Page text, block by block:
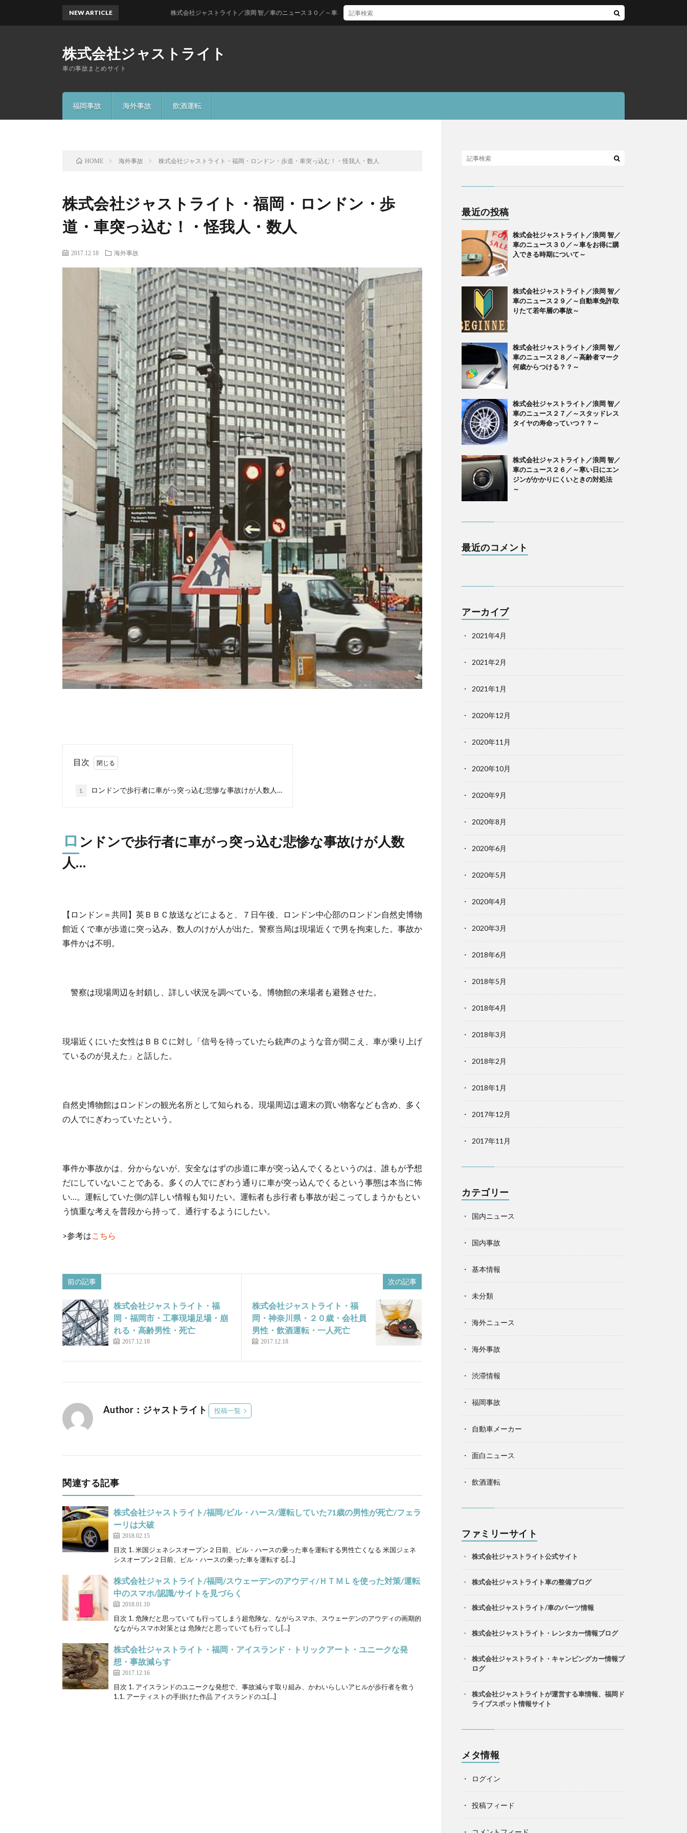
株式会社ジャストライト
車の事故まとめサイト
福岡事故 海外事故 飲酒運転
NEW ARTICLE 株式会社ジャストライト／浪岡 智／車のニュース３０／～車をお得に購入できる時期について～
HOME 海外事故 株式会社ジャストライト・福岡・ロンドン・歩道・車突っ込む！・怪我人・数人
株式会社ジャストライト・福岡・ロンドン・歩
道・車突っ込む！・怪我人・数人
2017.12.18 海外事故
目次
1. ロンドンで歩行者に車がっ突っ込む悲惨な事故けが人数人…
ロ ンドンで歩行者に車がっ突っ込む悲惨な事故けが人数
人…
【ロンドン＝共同】英ＢＢＣ放送などによると、７日午後、ロンドン中心部のロンドン自然史博物
館近くで車が歩道に突っ込み、数人のけが人が出た。警察当局は現場近くで男を拘束した。事故か
事件かは不明。
警察は現場周辺を封鎖し、詳しい状況を調べている。博物館の来場者も避難させた。
現場近くにいた女性はＢＢＣに対し「信号を待っていたら銃声のような音が聞こえ、車が乗り上げ
ているのが見えた」と話した。
自然史博物館はロンドンの観光名所として知られる。現場周辺は週末の買い物客なども含め、多く
の人でにぎわっていたという。
事件か事故かは、分からないが、安全なはずの歩道に車が突っ込んでくるというのは、誰もが予想
だにしていないことである。多くの人でにぎわう通りに車が突っ込んでくるという事態は本当に怖
い…。運転していた側の詳しい情報も知りたい。運転者も歩行者も事故が起こってしまうかもとい
う慎重な考えを普段から持って、通行するようにしたい。
>参考はこちら
前の記事
株式会社ジャストライト・福
岡・福岡市・工事現場足場・崩
れる・高齢男性・死亡
2017.12.18
次の記事
株式会社ジャストライト・福
岡・神奈川県・２０歳・会社員
男性・飲酒運転・一人死亡
2017.12.18
Author：ジャストライト 投稿一覧
関連する記事
株式会社ジャストライト/福岡/ビル・ハース/運転していた71歳の男性が死亡/フェラ
ーリは大破
2018.02.15
目次 1. 米国ジェネシスオープン２日前、ビル・ハースの乗った車を運転する男性亡くなる 米国ジェネ
シスオープン２日前、ビル・ハースの乗った車を運転する[…]
株式会社ジャストライト/福岡/スウェーデンのアウディ/ＨＴＭＬを使った対策/運転
中のスマホ/認識/サイトを見づらく
2018.01.10
目次 1. 危険だと思っていても行ってしまう超危険な、ながらスマホ、スウェーデンのアウディの画期的
なながらスマホ対策とは 危険だと思っていても行ってし[…]
株式会社ジャストライト・福岡・アイスランド・トリックアート・ユニークな発
想・事故減らす
2017.12.16
目次 1. アイスランドのユニークな発想で、事故減らす取り組み、かわいらしいアヒルが歩行者を救う
1.1. アーティストの手掛けた作品 アイスランドのユ[…]
最近の投稿
株式会社ジャストライト／浪岡 智／
車のニュース３０／～車をお得に購
入できる時期について～
株式会社ジャストライト／浪岡 智／
車のニュース２９／～自動車免許取
りたて若年層の事故～
株式会社ジャストライト／浪岡 智／
車のニュース２８／～高齢者マーク
何歳からつける？？～
株式会社ジャストライト／浪岡 智／
車のニュース２７／～スタッドレス
タイヤの寿命っていつ？？～
株式会社ジャストライト／浪岡 智／
車のニュース２６／～寒い日にエン
ジンがかかりにくいときの対処法
～
最近のコメント
アーカイブ
2021年4月
2021年2月
2021年1月
2020年12月
2020年11月
2020年10月
2020年9月
2020年8月
2020年6月
2020年5月
2020年4月
2020年3月
2018年6月
2018年5月
2018年4月
2018年3月
2018年2月
2018年1月
2017年12月
2017年11月
カテゴリー
国内ニュース
国内事故
基本情報
未分類
海外ニュース
海外事故
渋滞情報
福岡事故
自動車メーカー
面白ニュース
飲酒運転
ファミリーサイト
株式会社ジャストライト公式サイト
株式会社ジャストライト車の整備ブログ
株式会社ジャストライト/車のパーツ情報
株式会社ジャストライト・レンタカー情報ブログ
株式会社ジャストライト・キャンピングカー情報ブ
ログ
株式会社ジャストライトが運営する車情報、福岡ド
ライブスポット情報サイト
メタ情報
ログイン
投稿フィード